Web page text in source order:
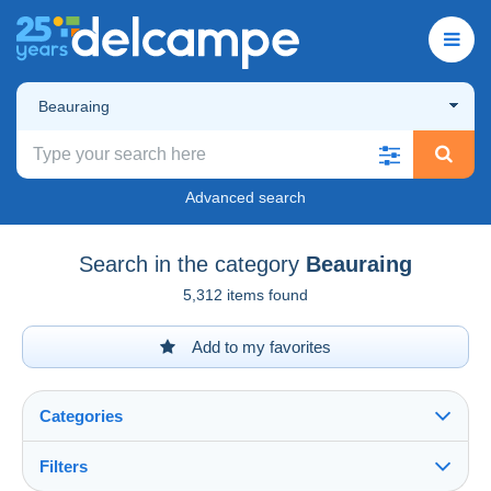
Beauraing
Advanced search
Search in the category Beauraing
5,312 items found
Add to my favorites
Categories
Filters